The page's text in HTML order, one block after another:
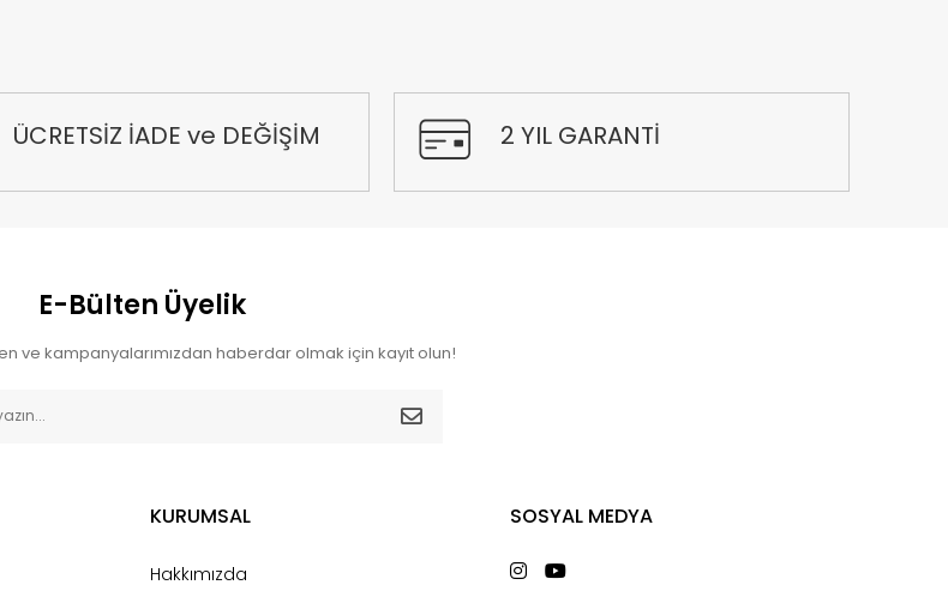
ÜCRETSİZ İADE ve DEĞİŞİM 2 YIL GARANTİ
E-Bülten Üyelik
ve kampanyalarımızdan haberdar olmak için kayıt olun!
KURUMSAL
Hakkımızda
SOSYAL MEDYA